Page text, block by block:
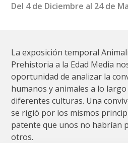
Del 4 de Diciembre al 24 de
La exposición temporal
Prehistoria a la Edad Media
oportunidad de analizar la
humanos y animales a lo
diferentes culturas. Una
se rigió por los mismos
patente que unos no habrían
otros.